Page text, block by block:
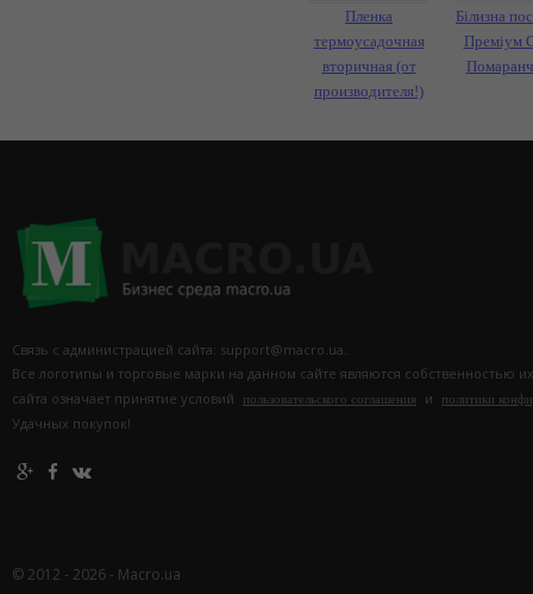
Пленка
термоусадочная
вторичная (от
производителя!)
Білизна
Преміум
Связь с администрацией сайта: support@macro.ua.
Все логотипы и торговые марки на данном сайте являются собственностью
сайта означает принятие условий
пользовательского соглашения и политики
Удачных покупок!
© 2012 - 2026 - Macro.ua